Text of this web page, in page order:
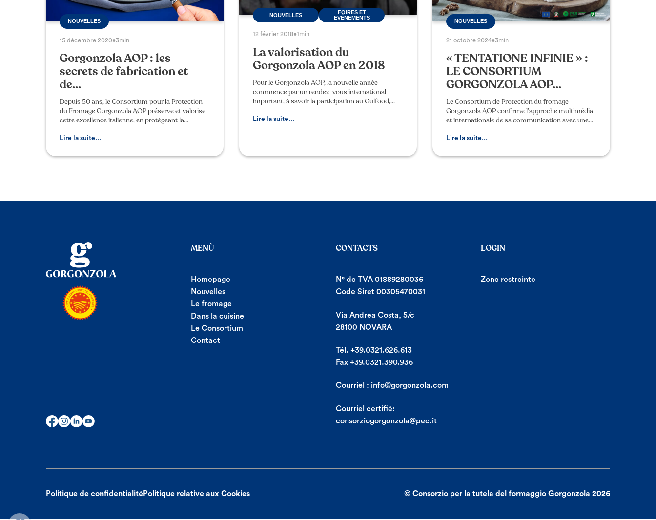
NOUVELLES
15 décembre 2020•3min
Gorgonzola AOP : les
secrets de fabrication et
de...
Depuis 50 ans, le Consortium pour la Protection
du Fromage Gorgonzola AOP préserve et valorise
cette excellence italienne, en protégeant la
contrefaçon et d’imita
Lire la suite...
NOUVELLES
FOIRES ET
EVÉNEMENTS
12 février 2018•1min
La valorisation du
Gorgonzola AOP en 2018
Pour le Gorgonzola AOP, la nouvelle année
commence par un rendez-vous international
important, à savoir la participation au Gulfood,
agroalimentaire, qui se tie
Lire la suite...
NOUVELLES
21 octobre 2024•3min
« TENTATIONE INFINIE » :
LE CONSORTIUM
GORGONZOLA AOP...
Le Consortium de Protection du fromage
Gorgonzola AOP confirme l’approche multimédia
et internationale de sa communication avec une
qui met l’accent
Lire la suite...
MENÙ
Homepage
Nouvelles
Le fromage
Dans la cuisine
Le Consortium
Contact
CONTACTS
N° de TVA 01889280036
Code Siret 00305470031
Via Andrea Costa, 5/c
28100 NOVARA
Tél. +39.0321.626.613
Fax +39.0321.390.936
Courriel : info@gorgonzola.com
Courriel certifié:
consorziogorgonzola@pec.it
LOGIN
Zone restreinte
Politique de confidentialitéPolitique relative aux Cookies © Consorzio per la tutela del formaggio Gorgonzola 2026